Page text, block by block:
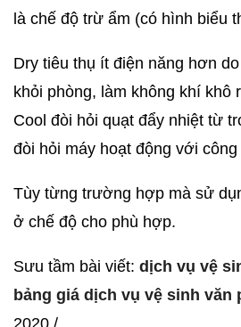
là chế độ trừ ẩm (có hình biểu
Dry tiêu thụ ít điện năng hơn
khỏi phòng, làm không khí khô
Cool đòi hỏi quạt đẩy nhiệt từ
đòi hỏi máy hoạt động với công
Tùy từng trường hợp mà sử
ở chế độ cho phù hợp.
Sưu tầm bài viết: dịch vụ vệ
bảng giá dịch vụ vệ sinh văn
2020./.